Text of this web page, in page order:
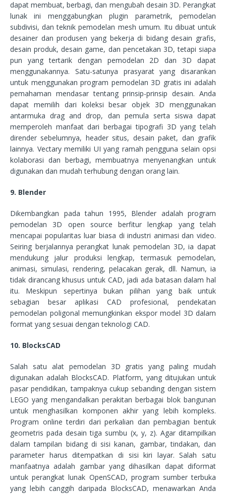
dapat membuat, berbagi, dan mengubah desain 3D. Perangkat
lunak ini menggabungkan plugin parametrik, pemodelan
subdivisi, dan teknik pemodelan mesh umum. Itu dibuat untuk
desainer dan produsen yang bekerja di bidang desain grafis,
desain produk, desain game, dan pencetakan 3D, tetapi siapa
pun yang tertarik dengan pemodelan 2D dan 3D dapat
menggunakannya. Satu-satunya prasyarat yang disarankan
untuk menggunakan program pemodelan 3D gratis ini adalah
pemahaman mendasar tentang prinsip-prinsip desain. Anda
dapat memilih dari koleksi besar objek 3D menggunakan
antarmuka drag and drop, dan pemula serta siswa dapat
memperoleh manfaat dari berbagai tipografi 3D yang telah
dirender sebelumnya, header situs, desain paket, dan grafik
lainnya. Vectary memiliki UI yang ramah pengguna selain opsi
kolaborasi dan berbagi, membuatnya menyenangkan untuk
digunakan dan mudah terhubung dengan orang lain.
9. Blender
Dikembangkan pada tahun 1995, Blender adalah program
pemodelan 3D open source berfitur lengkap yang telah
mencapai popularitas luar biasa di industri animasi dan video.
Seiring berjalannya perangkat lunak pemodelan 3D, ia dapat
mendukung jalur produksi lengkap, termasuk pemodelan,
animasi, simulasi, rendering, pelacakan gerak, dll. Namun, ia
tidak dirancang khusus untuk CAD, jadi ada batasan dalam hal
itu. Meskipun sepertinya bukan pilihan yang baik untuk
sebagian besar aplikasi CAD profesional, pendekatan
pemodelan poligonal memungkinkan ekspor model 3D dalam
format yang sesuai dengan teknologi CAD.
10. BlocksCAD
Salah satu alat pemodelan 3D gratis yang paling mudah
digunakan adalah BlocksCAD. Platform, yang ditujukan untuk
pasar pendidikan, tampaknya cukup sebanding dengan sistem
LEGO yang mengandalkan perakitan berbagai blok bangunan
untuk menghasilkan komponen akhir yang lebih kompleks.
Program online terdiri dari perkalian dan pembagian bentuk
geometris pada desain tiga sumbu (x, y, z). Agar ditampilkan
dalam tampilan bidang di sisi kanan, gambar, tindakan, dan
parameter harus ditempatkan di sisi kiri layar. Salah satu
manfaatnya adalah gambar yang dihasilkan dapat diformat
untuk perangkat lunak OpenSCAD, program sumber terbuka
yang lebih canggih daripada BlocksCAD, menawarkan Anda